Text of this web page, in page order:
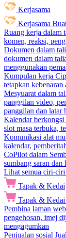
Kerjasama
Kerjasama
Ruang kerja dalam
komen, reaksi,
Dokumen dalam
dokumen dalam
menggunakan
Kumpulan kerja
tetapkan kebenaran
Mesyuarat dalam
panggilan video,
panggilan dan latar
Kalendar berkongsi
slot masa terbuka,
Komunikasi alat
kalendar,
CoPilot dalam
sumbang saran dan
Lihat semua ciri-ciri
Tapak & Kedai
Tapak & Kedai
Pembina laman web
pengehosan, imej
mengagumkan
Penjualan sosial